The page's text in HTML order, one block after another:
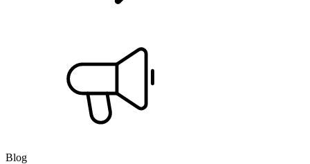
Blog